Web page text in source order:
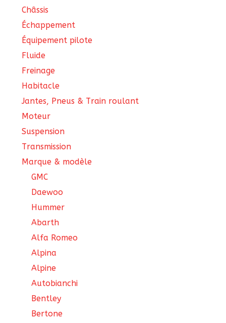
Châssis
Échappement
Équipement pilote
Fluide
Freinage
Habitacle
Jantes, Pneus & Train roulant
Moteur
Suspension
Transmission
Marque & modèle
GMC
Daewoo
Hummer
Abarth
Alfa Romeo
Alpina
Alpine
Autobianchi
Bentley
Bertone